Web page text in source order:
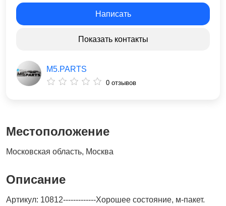
Местоположение
Московская область, Москва
Описание
Артикул: 10812-------------Хорошее состояние, м-пакет.
Написать
Показать контакты
M5.PARTS
0 отзывов